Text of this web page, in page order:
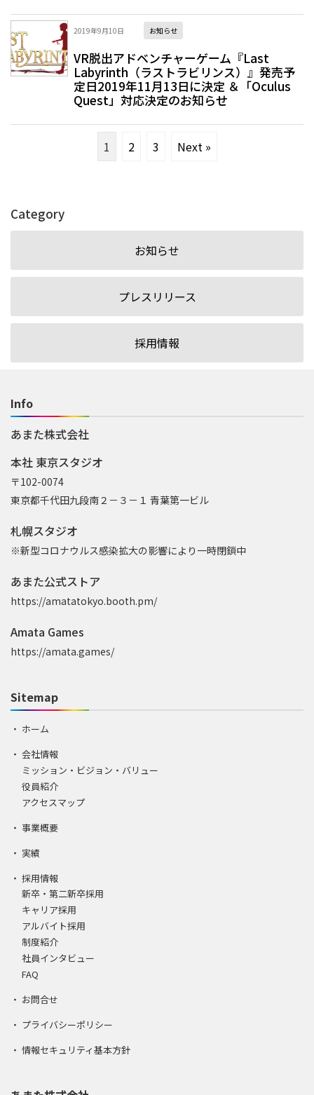
2019年9月10日 お知らせ
VR脱出アドベンチャーゲーム『Last
Labyrinth（ラストラビリンス）』発売予
定日2019年11月13日に決定 ＆「Oculus
Quest」対応決定のお知らせ
1 2 3 Next »
Category
お知らせ
プレスリリース
採用情報
Info
あまた株式会社
本社 東京スタジオ
〒102-0074
東京都千代田九段南２－３－１ 青葉第一ビル
札幌スタジオ
※新型コロナウルス感染拡大の影響により一時閉鎖中
あまた公式ストア
https://amatatokyo.booth.pm/
Amata Games
https://amata.games/
Sitemap
ホーム
会社情報
ミッション・ビジョン・バリュー
役員紹介
アクセスマップ
事業概要
実績
採用情報
新卒・第二新卒採用
キャリア採用
アルバイト採用
制度紹介
社員インタビュー
FAQ
お問合せ
プライバシーポリシー
情報セキュリティ基本方針